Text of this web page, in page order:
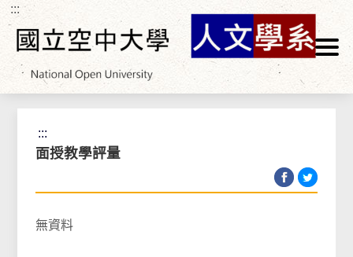
跳到主要內容區塊
:::
首頁>教師專區 >教學工作 > 面授教學評量
:::
面授教學評量
無資料